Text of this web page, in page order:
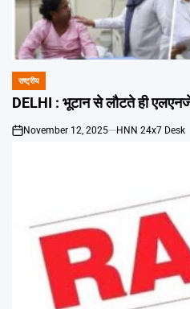
POSTED
IN
राष्ट्रीय
DELHI : भूटान से लौटते ही
on
November 12, 2025 HNN 24x7 Desk